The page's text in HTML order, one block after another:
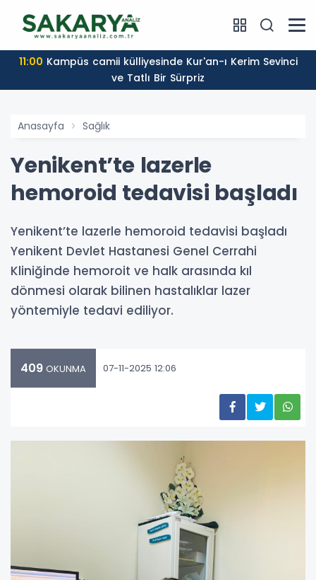
11:00
ve Tatlı Bir Sürpriz
Anasayfa Sağlık
Yenikent’te lazerle
hemoroid tedavisi başladı
Yenikent’te lazerle hemoroid tedavisi başladı
Yenikent Devlet Hastanesi Genel Cerrahi
Kliniğinde hemoroit ve halk arasında kıl
dönmesi olarak bilinen hastalıklar lazer
yöntemiyle tedavi ediliyor.
409 OKUNMA 07-11-2025 12:06